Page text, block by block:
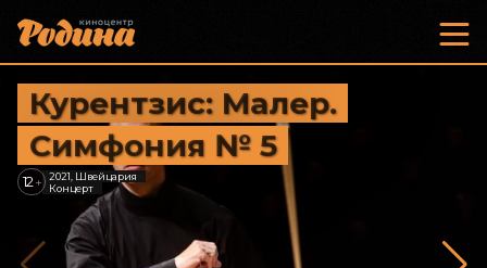
Курентзис: Малер.
Симфония № 5
12 +
2021, Швейцария
Концерт